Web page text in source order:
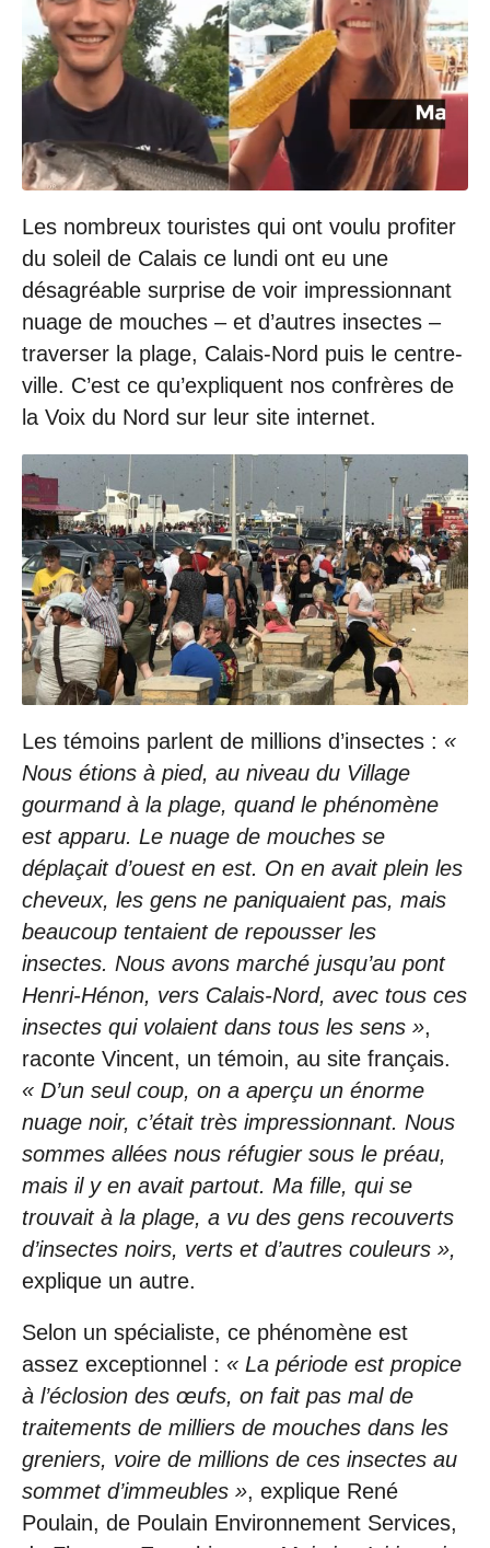
/
0
4
/
2
9
à
6
6
Les nombreux touristes qui ont voulu profiter
du soleil de Calais ce lundi ont eu une
désagréable surprise de voir impressionnant
nuage de mouches – et d’autres insectes –
traverser la plage, Calais-Nord puis le centre-
ville. C’est ce qu’expliquent nos confrères de
la Voix du Nord sur leur site internet.
Les témoins parlent de millions d’insectes : «
Nous étions à pied, au niveau du Village
gourmand à la plage, quand le phénomène
est apparu. Le nuage de mouches se
déplaçait d’ouest en est. On en avait plein les
cheveux, les gens ne paniquaient pas, mais
beaucoup tentaient de repousser les
insectes. Nous avons marché jusqu’au pont
Henri-Hénon, vers Calais-Nord, avec tous ces
insectes qui volaient dans tous les sens »,
raconte Vincent, un témoin, au site français.
« D’un seul coup, on a aperçu un énorme
nuage noir, c’était très impressionnant. Nous
sommes allées nous réfugier sous le préau,
mais il y en avait partout. Ma fille, qui se
trouvait à la plage, a vu des gens recouverts
d’insectes noirs, verts et d’autres couleurs »,
explique un autre.
Selon un spécialiste, ce phénomène est
assez exceptionnel : « La période est propice
à l’éclosion des œufs, on fait pas mal de
traitements de milliers de mouches dans les
greniers, voire de millions de ces insectes au
sommet d’immeubles », explique René
Poulain, de Poulain Environnement Services,